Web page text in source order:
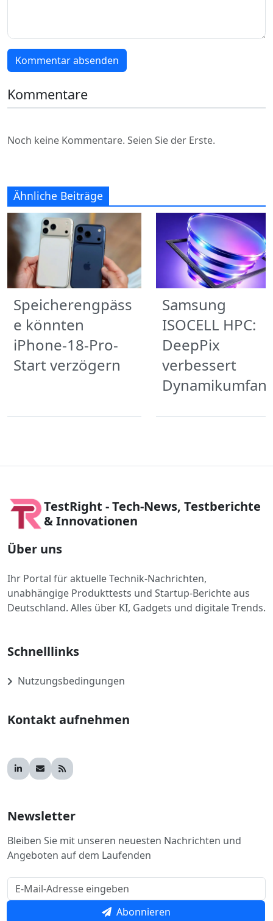
Kommentar absenden
Kommentare
Noch keine Kommentare. Seien Sie der Erste.
Ähnliche Beiträge
Speicherengpäss
e könnten
iPhone-18-Pro-
Start verzögern
Samsung
ISOCELL HPC:
DeepPix
verbessert
TestRight - Tech-News, Testberichte
& Innovationen
Über uns
Ihr Portal für aktuelle Technik-Nachrichten,
unabhängige Produkttests und Startup-Berichte aus
Deutschland. Alles über KI, Gadgets und digitale Trends.
Schnelllinks
Nutzungsbedingungen
Kontakt aufnehmen
Newsletter
Bleiben Sie mit unseren neuesten Nachrichten und
Angeboten auf dem Laufenden
Abonnieren